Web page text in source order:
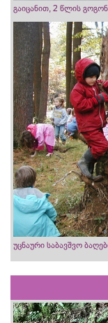
გაიცანით, 2 წლის
უცნაური საბავშვო